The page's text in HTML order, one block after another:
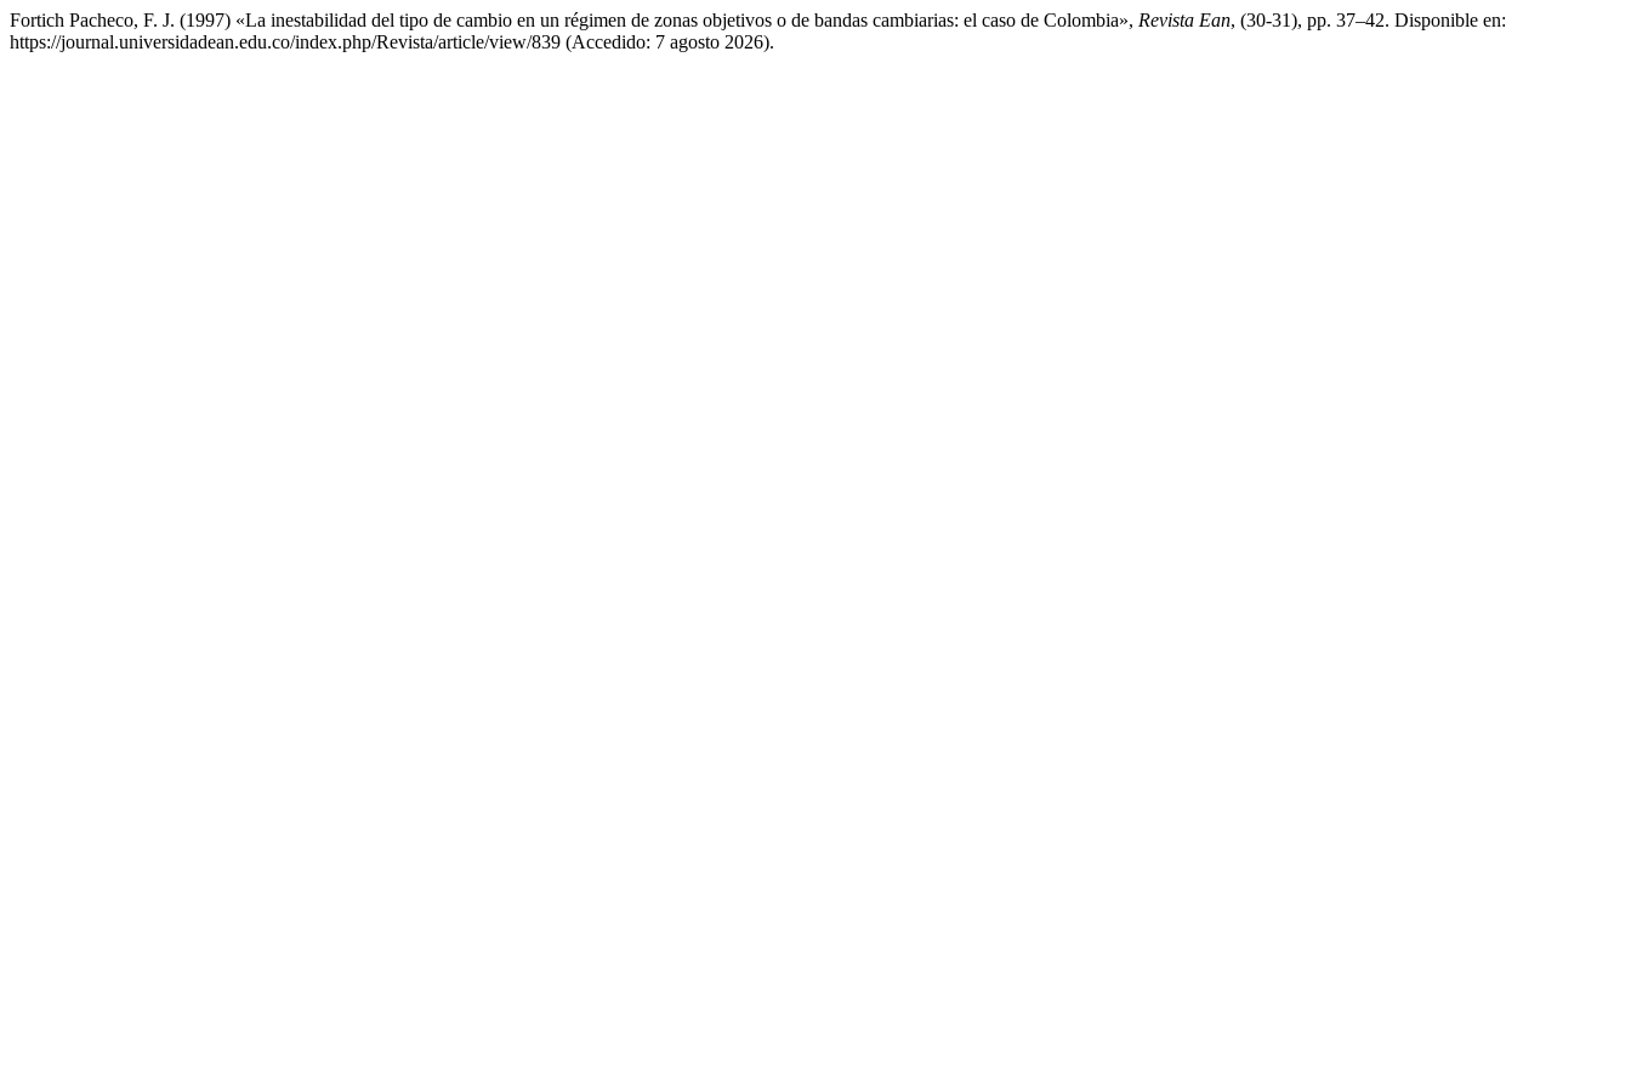
Fortich Pacheco, F. J. (1997) «La inestabilidad del tipo de cambio en un régimen de zonas objetivos o de bandas cambiarias: el caso de Colombia», Revista Ean, (30-31), pp. 37–42. Disponible en:
https://journal.universidadean.edu.co/index.php/Revista/article/view/839 (Accedido: 7 agosto 2026).